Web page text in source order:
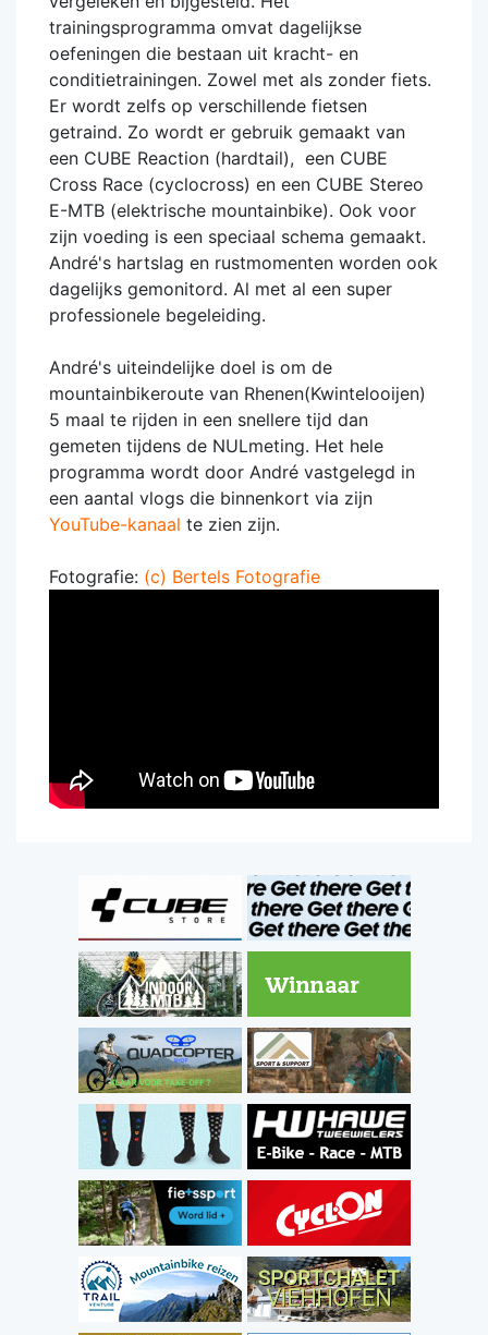
trainingsprogramma omvat dagelijkse
oefeningen die bestaan uit kracht- en
conditietrainingen. Zowel met als zonder fiets.
Er wordt zelfs op verschillende fietsen
getraind. Zo wordt er gebruik gemaakt van
een CUBE Reaction (hardtail), een CUBE
Cross Race (cyclocross) en een CUBE Stereo
E-MTB (elektrische mountainbike). Ook voor
zijn voeding is een speciaal schema gemaakt.
André's hartslag en rustmomenten worden ook
dagelijks gemonitord. Al met al een super
professionele begeleiding.
André's uiteindelijke doel is om de
mountainbikeroute van Rhenen(Kwintelooijen)
5 maal te rijden in een snellere tijd dan
gemeten tijdens de NULmeting. Het hele
programma wordt door André vastgelegd in
een aantal vlogs die binnenkort via zijn
YouTube-kanaal te zien zijn.
Fotografie: (c) Bertels Fotografie